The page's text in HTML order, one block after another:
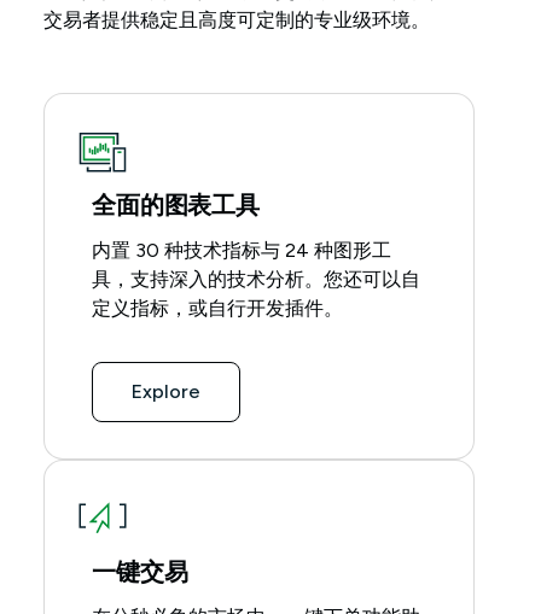
交易者提供稳定且高度可定制的专业级环境。
全面的图表工具
内置 30 种技术指标与 24 种图形工
具，支持深入的技术分析。您还可以自
定义指标，或自行开发插件。
Explore
一键交易